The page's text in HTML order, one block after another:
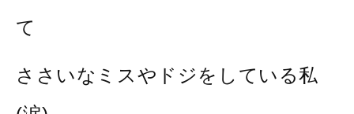
て
ささいなミスやドジをしている私